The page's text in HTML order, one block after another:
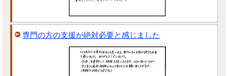
専門の方の支援が絶対必要と感じました